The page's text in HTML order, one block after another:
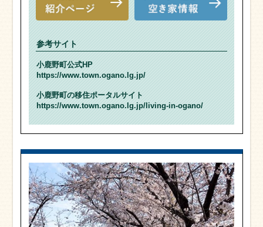
参考サイト
小鹿野町公式HP
https://www.town.ogano.lg.jp/
小鹿野町の移住ポータルサイト
https://www.town.ogano.lg.jp/living-in-ogano/